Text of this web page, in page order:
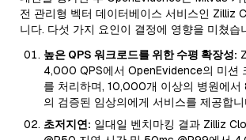
전 관리형 벡터 데이터베이스 서비스인 Zilliz
니다. 다섯 가지 요인이 결정에 영향을 미쳤습
높은 QPS 워크로드를 위한 수평 확장성:
4,000 QPS에서 OpenEvidence의 미션
를 처리하며, 10,000개 이상의 병원에
의 검증된 임상의에게 서비스를 제공합니
초저지연: 일대일 벤치마킹 결과 Zilliz